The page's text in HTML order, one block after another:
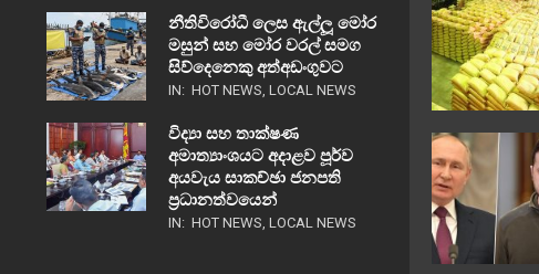
නීතිවිරෝධී ලෙස ඇල්ලූ මෝර
මසුන් සහ මෝර වරල් සමග
සිව්දෙනෙකු අත්අඩංගුවට
IN: HOT NEWS, LOCAL NEWS
විද්‍යා සහ තාක්ෂණ
අමාත්‍යාංශයට අදාළව පූර්ව
අයවැය සාකච්ඡා ජනපති
ප්‍රධානත්වයෙන්
IN: HOT NEWS, LOCAL NEWS